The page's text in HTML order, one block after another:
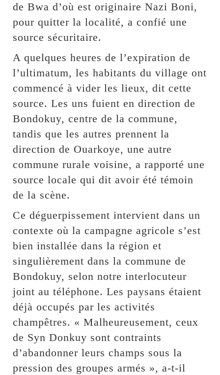
de Bwa d’où est originaire Nazi Boni,
pour quitter la localité, a confié une
source sécuritaire.
A quelques heures de l’expiration de
l’ultimatum, les habitants du village ont
commencé à vider les lieux, dit cette
source. Les uns fuient en direction de
Bondokuy, centre de la commune,
tandis que les autres prennent la
direction de Ouarkoye, une autre
commune rurale voisine, a rapporté une
source locale qui dit avoir été témoin
de la scène.
Ce déguerpissement intervient dans un
contexte où la campagne agricole s’est
bien installée dans la région et
singulièrement dans la commune de
Bondokuy, selon notre interlocuteur
joint au téléphone. Les paysans étaient
déjà occupés par les activités
champêtres. « Malheureusement, ceux
de Syn Donkuy sont contraints
d’abandonner leurs champs sous la
pression des groupes armés », a-t-il